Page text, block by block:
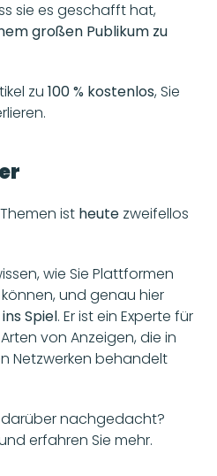
großen Publikum zu
zu 100 % kostenlos, Sie
Themen ist heute zweifellos
wie Sie Plattformen
und genau hier
Spiel. Er ist ein Experte für
von Anzeigen, die in
Netzwerken behandelt
darüber nachgedacht?
erfahren Sie mehr.